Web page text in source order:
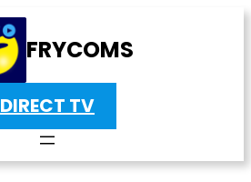
FRYCOMS
DIRECT TV